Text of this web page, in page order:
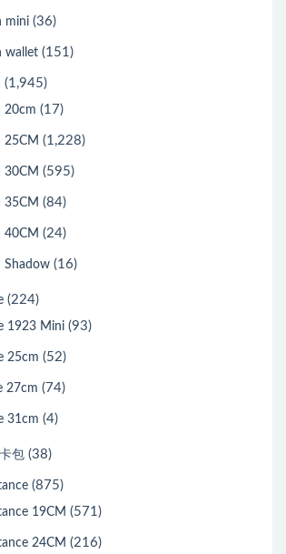
mini (36)
wallet (151)
(1,945)
20cm (17)
25CM (1,228)
30CM (595)
35CM (84)
40CM (24)
Shadow (16)
(224)
1923 Mini (93)
25cm (52)
27cm (74)
31cm (4)
包 (38)
(875)
19CM (571)
24CM (216)